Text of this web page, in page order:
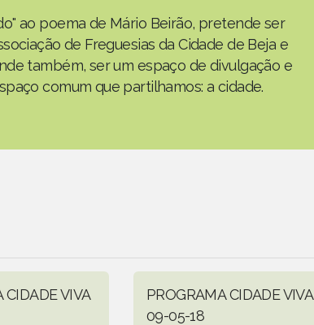
ao poema de Mário Beirão, pretende ser
de Freguesias da Cidade de Beja e
também, ser um espaço de divulgação e
comum que partilhamos: a cidade.
CIDADE VIVA
PROGRAMA CIDADE VIVA
09-05-18